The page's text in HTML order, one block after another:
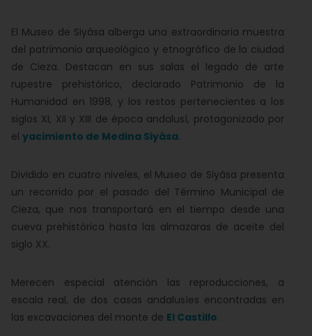
El Museo de Siyâsa alberga una extraordinaria muestra
del patrimonio arqueológico y etnográfico de la ciudad
de Cieza. Destacan en sus salas el legado de arte
rupestre prehistórico, declarado Patrimonio de la
Humanidad en 1998, y los restos pertenecientes a los
siglos XI, XII y XIII de época andalusí, protagonizado por
el yacimiento de Medina Siyâsa.
Dividido en cuatro niveles, el Museo de Siyâsa presenta
un recorrido por el pasado del Término Municipal de
Cieza, que nos transportará en el tiempo desde una
cueva prehistórica hasta las almazaras de aceite del
siglo XX.
Merecen especial atención las reproducciones, a
escala real, de dos casas andalusíes encontradas en
las excavaciones del monte de El Castillo.